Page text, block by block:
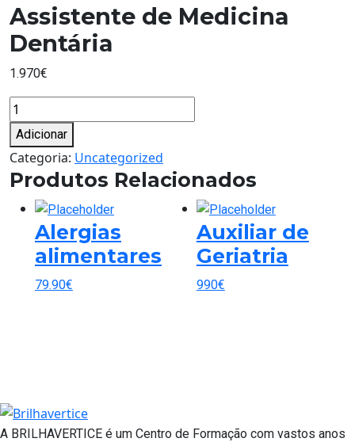
Assistente de Medicina
Dentária
1.970€
Quantidade
de
Assistente
de
Medicina
Dentária
Adicionar
Categoria: Uncategorized
Produtos Relacionados
Alergias
alimentares
79.90€
Auxiliar de
Geriatria
990€
A BRILHAVERTICE é um Centro de Formação com vastos anos